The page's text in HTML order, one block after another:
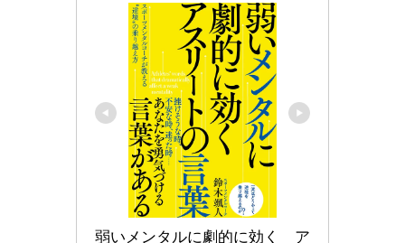
弱いメンタルに劇的に効く　ア